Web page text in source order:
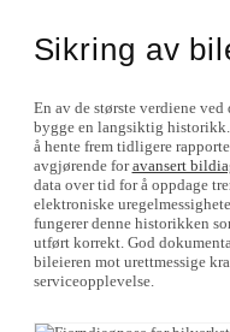
Sikring av
En av de største verdiene
bygge en langsiktig
å hente frem tidligere
avgjørende foravansert
data over tid for å oppdage
elektroniske
fungerer denne historikken
utført korrekt. God
bileieren mot urettmessige
serviceopplevelse.